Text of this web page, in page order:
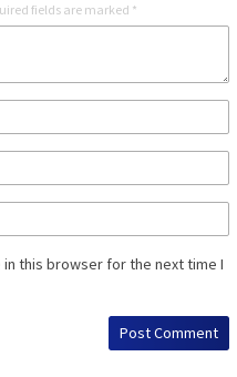
fields are marked *
this browser for the next time I